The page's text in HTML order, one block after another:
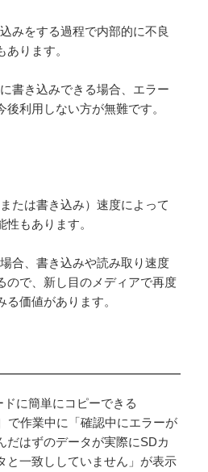
みをする過程で内部的に不良
ります。
書き込みできる場合、エラー
利用しない方が無難です。
たは書き込み）速度によって
もあります。
合、書き込みや読み取り速度
ので、新し目のメディアで再度
価値があります。
に簡単にコピーできる
で作業中に「確認中にエラーが
だはずのデータが実際にSDカ
と一致ししていません」が表示